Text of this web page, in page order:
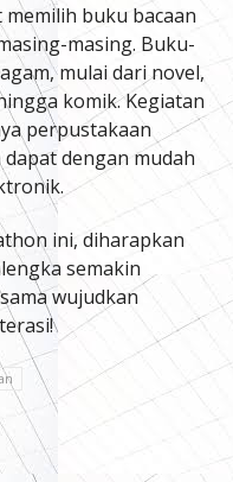
memilih buku bacaan
masing. Buku-
mulai dari novel,
komik. Kegiatan
perpustakaan
dengan mudah
ini, diharapkan
semakin
wujudkan